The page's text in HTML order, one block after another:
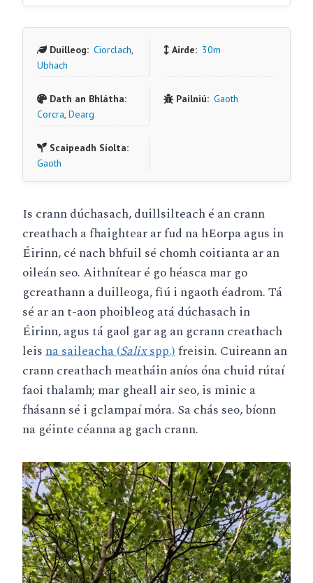
Duilleog: Ciorclach,
Ubhach
Airde: 30m
Dath an Bhlátha:
Corcra, Dearg
Pailniú: Gaoth
Scaipeadh Síolta:
Gaoth
Is crann dúchasach, duillsilteach é an crann
creathach a fhaightear ar fud na hEorpa agus in
Éirinn, cé nach bhfuil sé chomh coitianta ar an
oileán seo. Aithnítear é go héasca mar go
gcreathann a duilleoga, fiú i ngaoth éadrom. Tá
sé ar an t-aon phoibleog atá dúchasach in
Éirinn, agus tá gaol gar ag an gcrann creathach
leisna saileacha (Salixspp.)freisin. Cuireann an
crann creathach meatháin aníos óna chuid rútaí
faoi thalamh; mar gheall air seo, is minic a
fhásann sé i gclampaí móra. Sa chás seo, bíonn
na géinte céanna ag gach crann.